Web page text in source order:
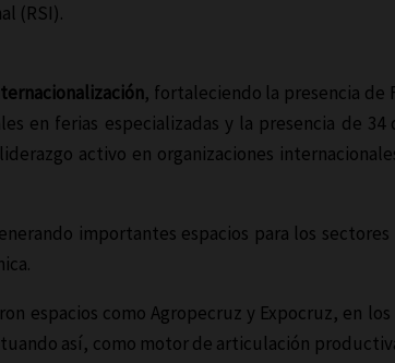
(RSI).
, fortaleciendo la presencia de
en ferias especializadas y la presencia de
activo en organizaciones
importantes espacios para los sectores
espacios como Agropecruz y Expocruz, en
así, como motor de articulación